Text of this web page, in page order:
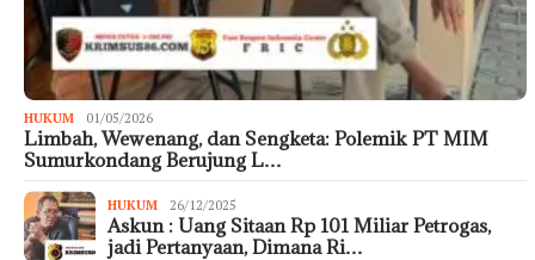
HUKUM 01/05/2026
Limbah, Wewenang, dan Sengketa: Polemik PT MIM
Sumurkondang Berujung L…
HUKUM 26/12/2025
Askun : Uang Sitaan Rp 101 Miliar Petrogas,
jadi Pertanyaan, Dimana Ri…